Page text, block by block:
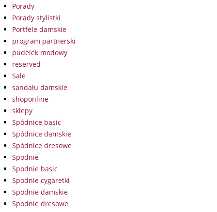
Porady
Porady stylistki
Portfele damskie
program partnerski
pudelek modowy
reserved
Sale
sandału damskie
shoponline
sklepy
Spódnice basic
Spódnice damskie
Spódnice dresowe
Spodnie
Spodnie basic
Spodnie cygaretki
Spodnie damskie
Spodnie dresowe